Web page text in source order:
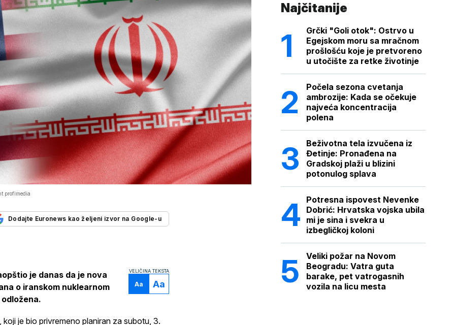
profimedia
Dodajte Euronews kao željeni izvor na Google-u
VELIČINA TEKSTA
Aa Aa
je danas da je nova
o iranskom nuklearnom
je bio privremeno planiran za subotu, 3.
Najčitanije
Grčki "Goli otok": Ostrvo u
Egejskom moru sa mračnom
prošlošću koje je pretvoreno
u utočište za retke životinje
Počela sezona cvetanja
ambrozije: Kada se očekuje
najveća koncentracija
polena
Beživotna tela izvučena iz
Đetinje: Pronađena na
Gradskoj plaži u blizini
potonulog splava
Potresna ispovest Nevenke
Dobrić: Hrvatska vojska ubila
mi je sina i svekra u
izbegličkoj koloni
Veliki požar na Novom
Beogradu: Vatra guta
barake, pet vatrogasnih
vozila na licu mesta